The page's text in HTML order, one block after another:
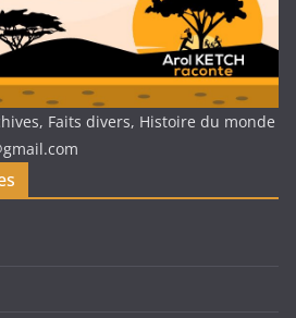
Faits divers, Histoire du monde